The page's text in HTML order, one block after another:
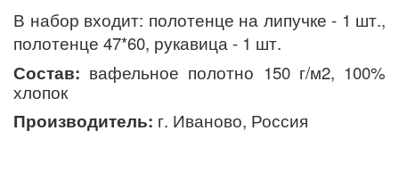
В набор входит: полотенце на липучке - 1 шт.,
полотенце 47*60, рукавица - 1 шт.
Состав: вафельное полотно 150 г/м2, 100%
хлопок
Производитель: г. Иваново, Россия